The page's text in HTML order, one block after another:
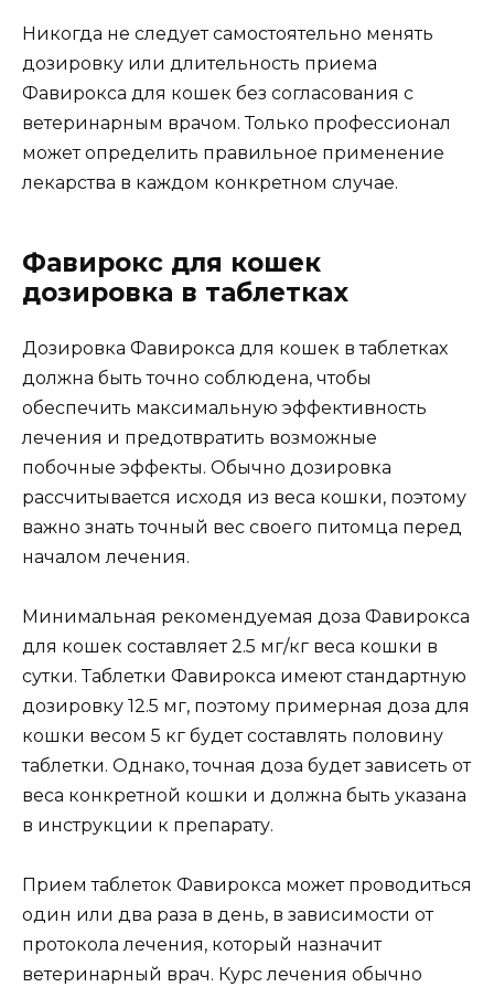
Никогда не следует самостоятельно менять
дозировку или длительность приема
Фавирокса для кошек без согласования с
ветеринарным врачом. Только профессионал
может определить правильное применение
лекарства в каждом конкретном случае.
Фавирокс для кошек
дозировка в таблетках
Дозировка Фавирокса для кошек в таблетках
должна быть точно соблюдена, чтобы
обеспечить максимальную эффективность
лечения и предотвратить возможные
побочные эффекты. Обычно дозировка
рассчитывается исходя из веса кошки, поэтому
важно знать точный вес своего питомца перед
началом лечения.
Минимальная рекомендуемая доза Фавирокса
для кошек составляет 2.5 мг/кг веса кошки в
сутки. Таблетки Фавирокса имеют стандартную
дозировку 12.5 мг, поэтому примерная доза для
кошки весом 5 кг будет составлять половину
таблетки. Однако, точная доза будет зависеть от
веса конкретной кошки и должна быть указана
в инструкции к препарату.
Прием таблеток Фавирокса может проводиться
один или два раза в день, в зависимости от
протокола лечения, который назначит
ветеринарный врач. Курс лечения обычно